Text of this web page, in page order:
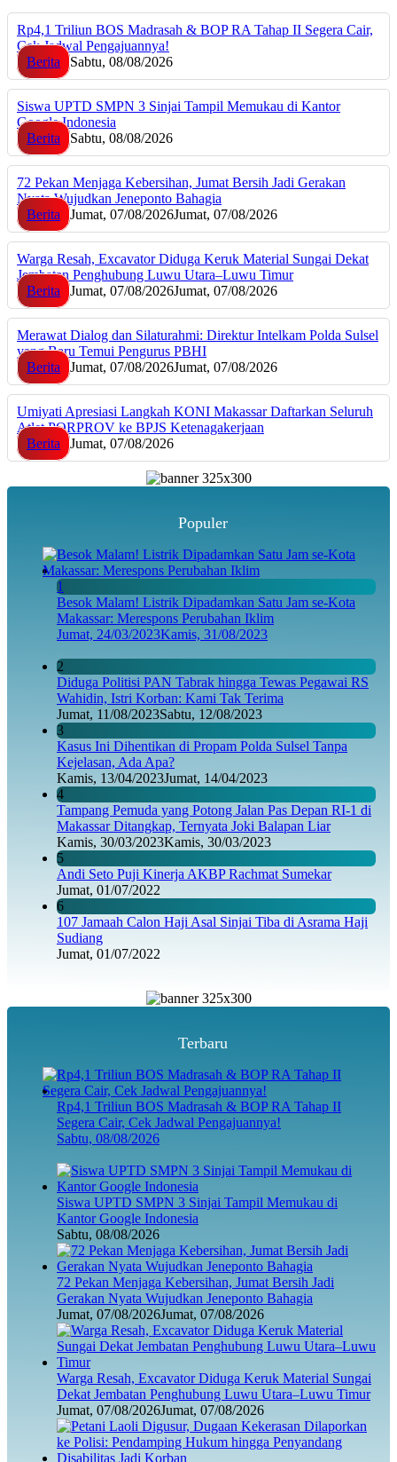
Rp4,1 Triliun BOS Madrasah & BOP RA Tahap II Segera Cair,
Cek Jadwal Pengajuannya!
Berita
Sabtu, 08/08/2026
Siswa UPTD SMPN 3 Sinjai Tampil Memukau di Kantor
Google Indonesia
Berita
Sabtu, 08/08/2026
72 Pekan Menjaga Kebersihan, Jumat Bersih Jadi Gerakan
Nyata Wujudkan Jeneponto Bahagia
Berita
Jumat, 07/08/2026Jumat, 07/08/2026
Warga Resah, Excavator Diduga Keruk Material Sungai Dekat
Jembatan Penghubung Luwu Utara–Luwu Timur
Berita
Jumat, 07/08/2026Jumat, 07/08/2026
Merawat Dialog dan Silaturahmi: Direktur Intelkam Polda Sulsel
yang Baru Temui Pengurus PBHI
Berita
Jumat, 07/08/2026Jumat, 07/08/2026
Umiyati Apresiasi Langkah KONI Makassar Daftarkan Seluruh
Atlet PORPROV ke BPJS Ketenagakerjaan
Berita
Jumat, 07/08/2026
Populer
1
Besok Malam! Listrik Dipadamkan Satu Jam se-Kota
Makassar: Merespons Perubahan Iklim
Jumat, 24/03/2023Kamis, 31/08/2023
2
Diduga Politisi PAN Tabrak hingga Tewas Pegawai RS
Wahidin, Istri Korban: Kami Tak Terima
Jumat, 11/08/2023Sabtu, 12/08/2023
3
Kasus Ini Dihentikan di Propam Polda Sulsel Tanpa
Kejelasan, Ada Apa?
Kamis, 13/04/2023Jumat, 14/04/2023
4
Tampang Pemuda yang Potong Jalan Pas Depan RI-1 di
Makassar Ditangkap, Ternyata Joki Balapan Liar
Kamis, 30/03/2023Kamis, 30/03/2023
5
Andi Seto Puji Kinerja AKBP Rachmat Sumekar
Jumat, 01/07/2022
6
107 Jamaah Calon Haji Asal Sinjai Tiba di Asrama Haji
Sudiang
Jumat, 01/07/2022
Terbaru
Rp4,1 Triliun BOS Madrasah & BOP RA Tahap II
Segera Cair, Cek Jadwal Pengajuannya!
Sabtu, 08/08/2026
Siswa UPTD SMPN 3 Sinjai Tampil Memukau di
Kantor Google Indonesia
Sabtu, 08/08/2026
72 Pekan Menjaga Kebersihan, Jumat Bersih Jadi
Gerakan Nyata Wujudkan Jeneponto Bahagia
Jumat, 07/08/2026Jumat, 07/08/2026
Warga Resah, Excavator Diduga Keruk Material Sungai
Dekat Jembatan Penghubung Luwu Utara–Luwu Timur
Jumat, 07/08/2026Jumat, 07/08/2026